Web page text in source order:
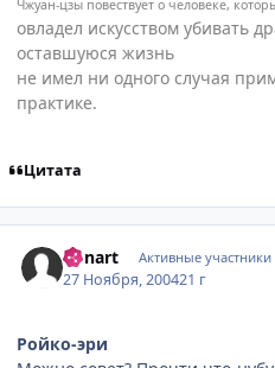
Чжуан-цзы повествует о человеке,
овладел искусством убивать
оставшуюся жизнь
не имел ни одного случая
практике.
Цитата
Bonart Активные участники
27 Ноября, 200421 г
Ройко-эри